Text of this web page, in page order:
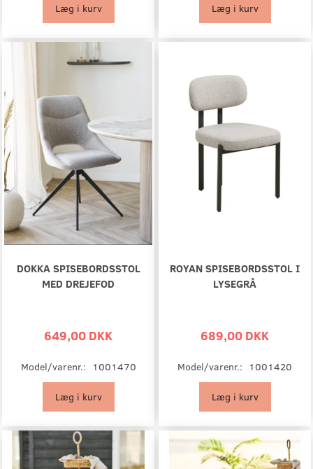
Læg i kurv Læg i kurv
DOKKA SPISEBORDSSTOL
MED DREJEFOD
649,00 DKK
Model/varenr.: 1001470
Læg i kurv
ROYAN SPISEBORDSSTOL I
LYSEGRÅ
689,00 DKK
Model/varenr.: 1001420
Læg i kurv